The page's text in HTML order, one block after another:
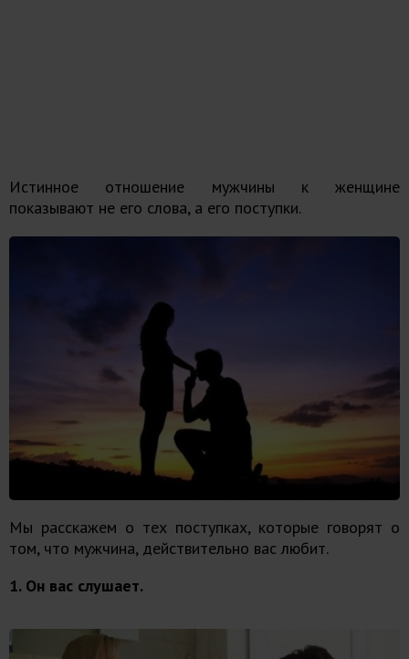
Истинное отношение мужчины к женщине
показывают не его слова, а его поступки.
Мы расскажем о тех поступках, которые говорят о
том, что мужчина, действительно вас любит.
1. Он вас слушает.